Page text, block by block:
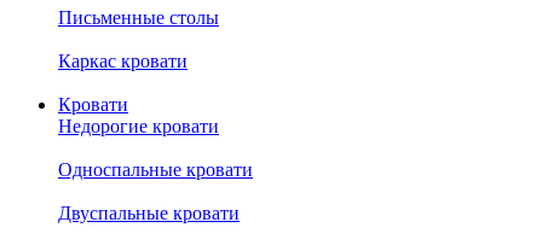
Письменные столы
Каркас кровати
Кровати
Недорогие кровати
Односпальные кровати
Двуспальные кровати